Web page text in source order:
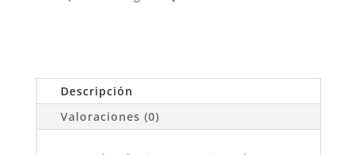
CABRA
JOVEN
Descripción
Valoraciones (0)